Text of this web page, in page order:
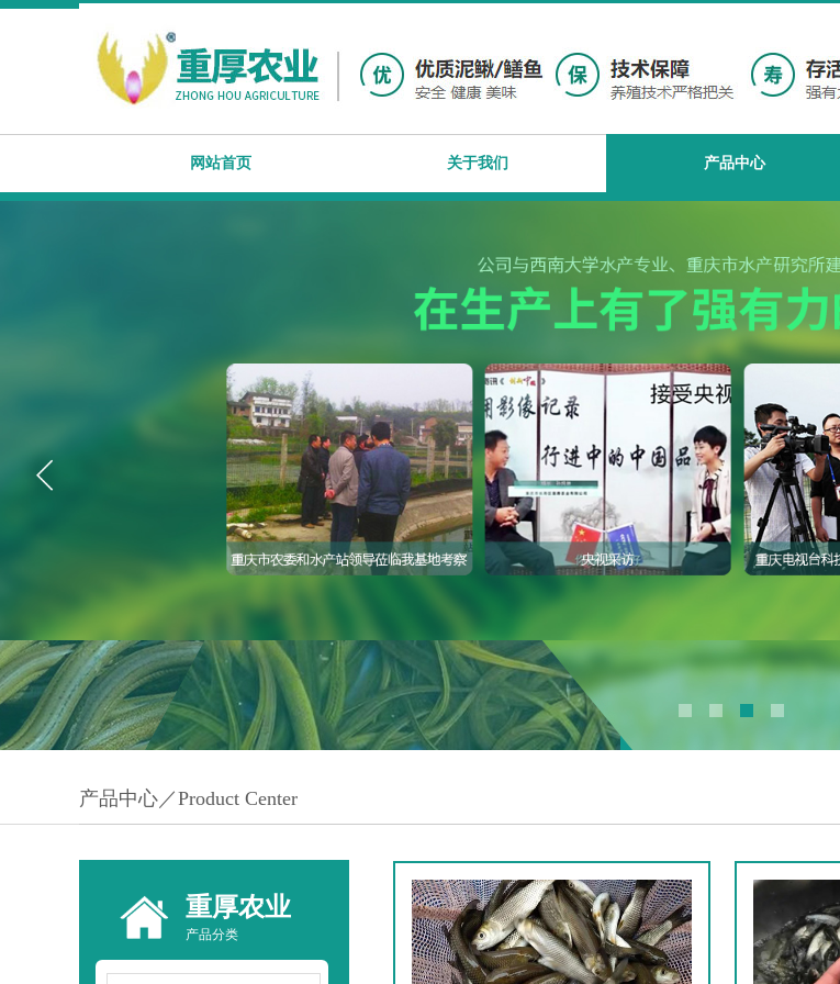
网站首页 关于我们 产品中心
产品中心／Product Center
重厚农业
产品分类